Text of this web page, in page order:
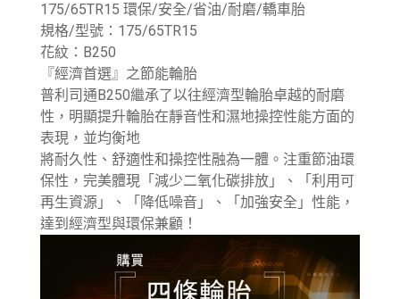
175/65TR15 環保/安全/省油/耐磨/轎車胎
規格/型號：175/65TR15
花紋：B250
『經濟首選』之節能輪胎
普利司通B250繼承了以往經濟型輪胎卓越的耐磨
性，明顯提升輪胎在靜音性和濕地操控性能方面的
表現，並均衡地
將耐久性、舒適性和操控性融為一體。注重節油環
保性，完美體現「減少二氧化碳排放」、「利用可
再生資源」、「降低噪音」、「加強安全」性能，
達到經濟型與環保兼顧！